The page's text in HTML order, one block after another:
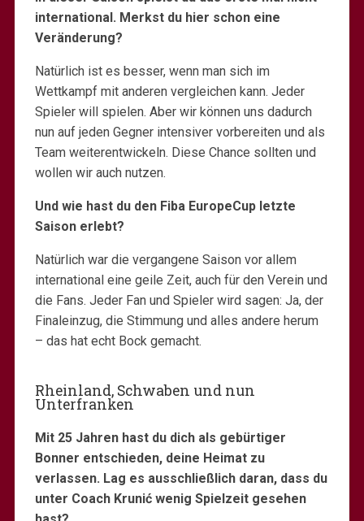
international. Merkst du hier schon eine
Veränderung?
Natürlich ist es besser, wenn man sich im
Wettkampf mit anderen vergleichen kann. Jeder
Spieler will spielen. Aber wir können uns dadurch
nun auf jeden Gegner intensiver vorbereiten und als
Team weiterentwickeln. Diese Chance sollten und
wollen wir auch nutzen.
Und wie hast du den Fiba EuropeCup letzte
Saison erlebt?
Natürlich war die vergangene Saison vor allem
international eine geile Zeit, auch für den Verein und
die Fans. Jeder Fan und Spieler wird sagen: Ja, der
Finaleinzug, die Stimmung und alles andere herum
– das hat echt Bock gemacht.
Rheinland, Schwaben und nun
Unterfranken
Mit 25 Jahren hast du dich als gebürtiger
Bonner entschieden, deine Heimat zu
verlassen. Lag es ausschließlich daran, dass du
unter Coach Krunić wenig Spielzeit gesehen